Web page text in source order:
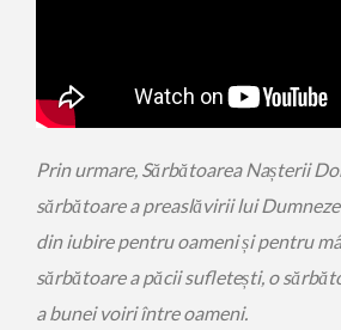
Prin urmare, Sărbătoarea Nașterii
sărbătoare a preaslăvirii lui
din iubire pentru oameni și pentru
sărbătoare a păcii sufletești, o
a bunei voiri între oameni.